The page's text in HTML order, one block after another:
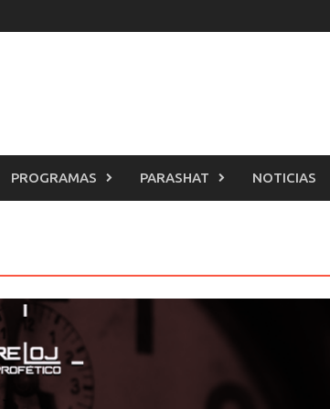
PROGRAMAS PARASHAT NOTICIAS